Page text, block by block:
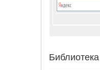
Библиотека